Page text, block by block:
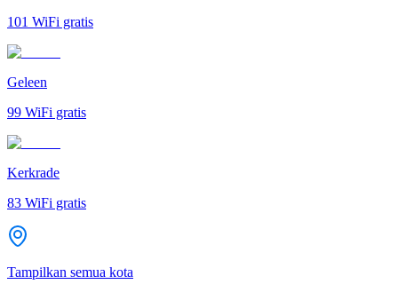
101 WiFi gratis
Geleen
99 WiFi gratis
Kerkrade
83 WiFi gratis
Tampilkan semua kota